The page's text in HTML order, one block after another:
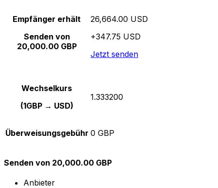
Empfänger erhält
Senden von
20,000.00 GBP
26,664.00 USD
+347.75 USD
Jetzt senden
Wechselkurs
(1GBP → USD)
1.333200
Überweisungsgebühr 0 GBP
Senden von 20,000.00 GBP
Anbieter